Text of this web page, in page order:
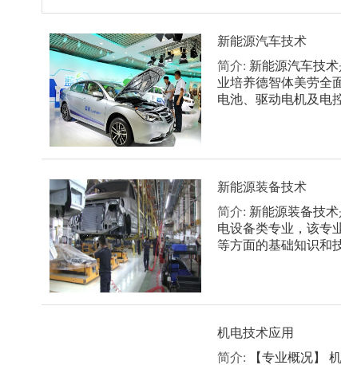
新能源汽车技术
简介: 新能源汽车技
业培养德智体美劳全
电池、驱动电机及电
新能源装备技术
简介: 新能源装备技
电设备类专业，该专
等方面的基础知识和
机电技术应用
简介:
【专业概况】